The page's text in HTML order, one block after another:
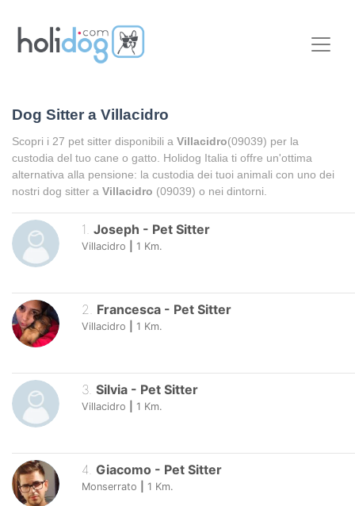
Dog Sitter a Villacidro
Scopri i 27 pet sitter disponibili a Villacidro(09039) per la
custodia del tuo cane o gatto. Holidog Italia ti offre un'ottima
alternativa alla pensione: la custodia dei tuoi animali con uno dei
nostri dog sitter a Villacidro (09039) o nei dintorni.
1 Joseph - Pet Sitter
Villacidro 1 Km.
2. Francesca - Pet Sitter
Villacidro 1 Km.
3. Silvia - Pet Sitter
Villacidro 1 Km.
4. Giacomo - Pet Sitter
Monserrato 1 Km.